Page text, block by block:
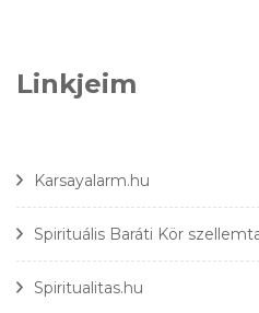
Linkjeim
Karsayalarm.hu
Spirituális Baráti Kör
Spiritualitas.hu